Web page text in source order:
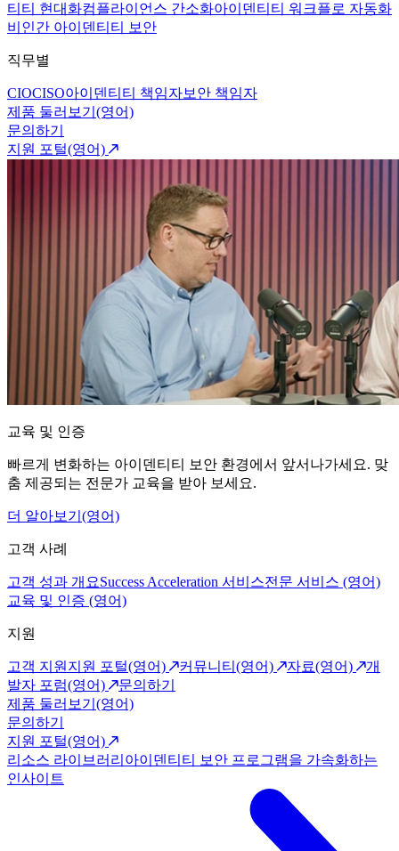
티티 현대화컴플라이언스 간소화아이덴티티 워크플로 자동화
비인간 아이덴티티 보안
직무별
CIOCISO아이덴티티 책임자보안 책임자
제품 둘러보기(영어)
문의하기
지원 포털(영어)
교육 및 인증
빠르게 변화하는 아이덴티티 보안 환경에서 앞서나가세요. 맞
춤 제공되는 전문가 교육을 받아 보세요.
더 알아보기(영어)
고객 사례
고객 성과 개요Success Acceleration 서비스전문 서비스 (영어)
교육 및 인증 (영어)
지원
고객 지원 지원 포털(영어) 커뮤니티(영어) 자료(영어)
개
발자 포럼(영어)
문의하기
제품 둘러보기(영어)
문의하기
지원 포털(영어)
리소스 라이브러리 아이덴티티 보안 프로그램을 가속화하는
인사이트